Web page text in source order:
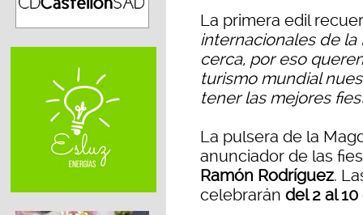
La primera edil
internacionales de la
cerca, por eso
turismo mundial
tener las mejores
La pulsera de la
anunciador de las
Ramón Rodríguez.
celebrarán del 2 al